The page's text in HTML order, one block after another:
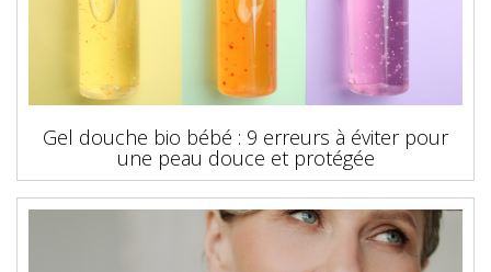
Gel douche bio bébé : 9 erreurs à éviter pour
une peau douce et protégée